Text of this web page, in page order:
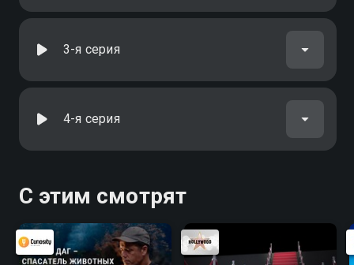
3-я серия
4-я серия
С этим смотрят